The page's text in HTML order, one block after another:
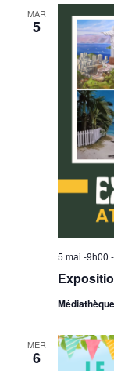
MAR
5
5 mai -9h00 -
Médiathèque
MER
6